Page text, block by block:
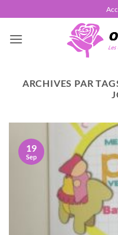
au
contenu
ARCHIVES PAR
19
Sep